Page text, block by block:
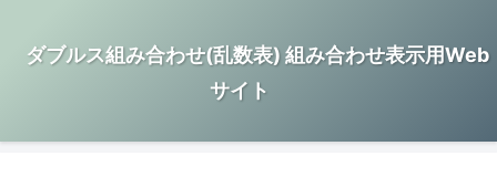
ダブルス組み合わせ(乱数表) 組み合わせ表示用Web
サイト